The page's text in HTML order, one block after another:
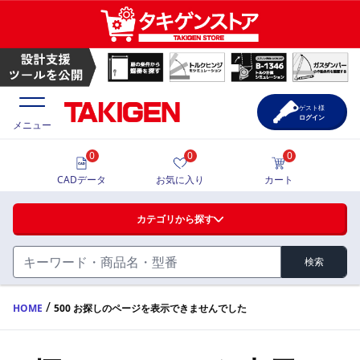
ハンドル・取手・つまみ・周辺機器
FA・A
蝶番・ステー・周辺機器
価格一覧
製品カタログ
メニュー
カテゴリから探す
検索
0
CADデータ
0
お気に入り
0
カート
ゲスト様
ログイン
HOME / 500 お探しのページを表示できませんでした